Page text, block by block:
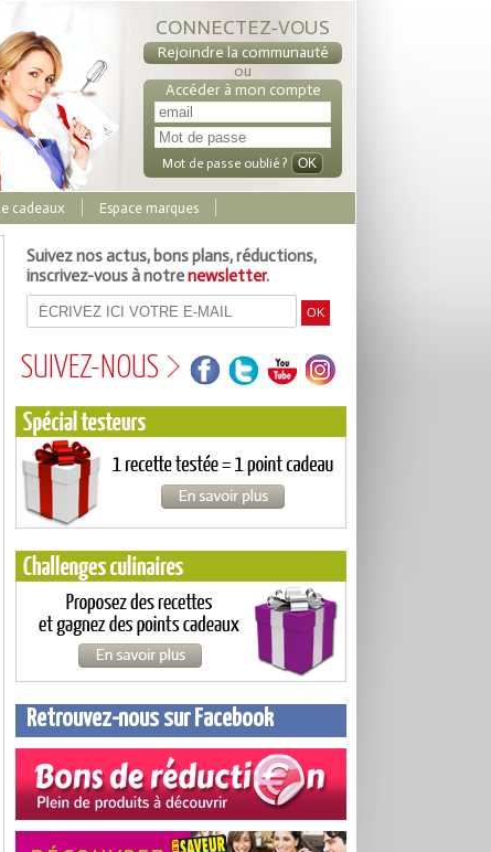
CONNECTEZ-VOUS
Rejoindre la communauté
ou
Accéder à mon compte
Mot de passe oublié ?
cadeaux Espace marques
Suivez nos actus, bons plans, réductions,
inscrivez-vous à notrenewsletter.
SUIVEZ-NOUS
Retrouvez-nous sur Facebook